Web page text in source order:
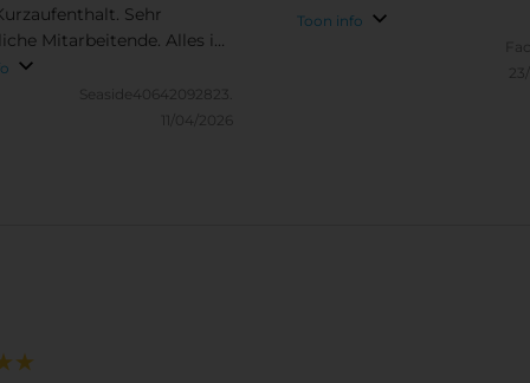
Sehr
Mitarbeitende. Alles in
gutes
Ich
bestimmt ein anderes Mal
Seaside40642092823.
11/04/2026
Toon info